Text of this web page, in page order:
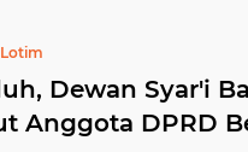
Dewan Syar'i
Anggota DPRD